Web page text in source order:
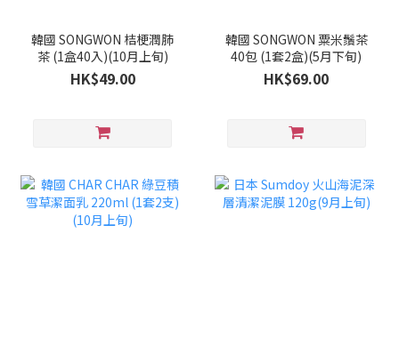
韓國 SONGWON 桔梗潤肺
茶 (1盒40入)(10月上旬)
HK$49.00
韓國 SONGWON 粟米鬚茶
40包 (1套2盒)(5月下旬)
HK$69.00